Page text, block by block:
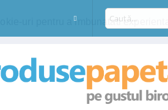
uri pentru a imbunatati